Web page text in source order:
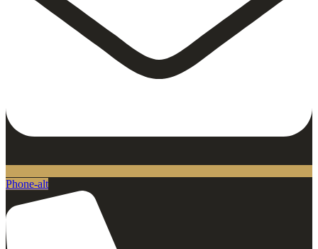
Phone-alt